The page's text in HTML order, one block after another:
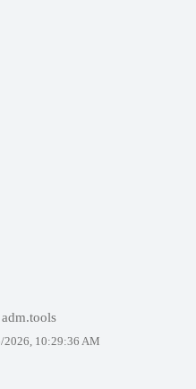
adm.tools
2026, 10:29:36 AM